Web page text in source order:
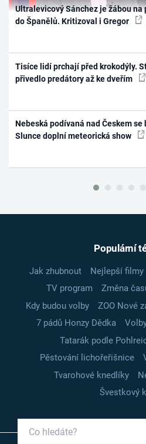
Ultralevicový Sánchez je žábou
do Španělů. Kritizoval i Gregor
Tisíce lidí prchají před krokodýly.
přivedlo predátory až ke dveřím
Nebeská podívaná nad Českem
Slunce doplní meteorická show
Populární
Jak zhubnout Nejlepší filmy
TV program
Změna
Kdy budou volby
ZOO Nové
7 pádů Honzy Dědka
Tatarák podle
Pěstování lichořeřišnice
Tvarohové knedlíky
Švestkový